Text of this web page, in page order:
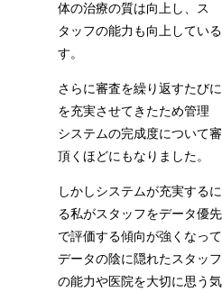
体の治療の質は向上し、ス
タッフの能力も向上してい
す。
さらに審査を繰り返すたび
を充実させてきたため管理
システムの完成度について
頂くほどにもなりました。
しかしシステムが充実する
る私がスタッフをデータ優先
で評価する傾向が強くなっ
データの陰に隠れたスタッフ
の能力や医院を大切に思う